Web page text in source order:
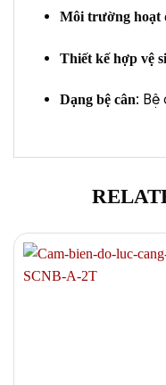
Môi trường hoạt
Thiết kế hợp vệ
Dạng bệ cân: Bệ